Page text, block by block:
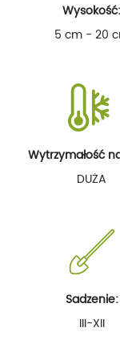
Wysokość:
5 cm - 20
Wytrzymałość
DUŻA
Sadzenie:
III-XII